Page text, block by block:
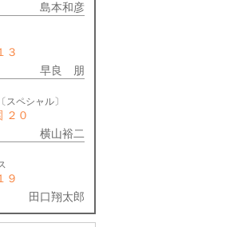
島本和彦
３
早良 朋
スペシャル〕
２０
横山裕二
９
田口翔太郎